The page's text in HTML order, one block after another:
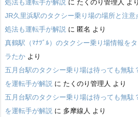
処法も運転手が解説 に たくのり管理人 より
JR久里浜駅のタクシー乗り場の場所と注
処法も運転手が解説 に 匿名 より
真鶴駅（ﾏﾅﾂﾞﾙ）のタクシー乗り場情報を
ラたか より
五月台駅のタクシー乗り場は待っても無駄
を運転手が解説 に たくのり管理人 より
五月台駅のタクシー乗り場は待っても無駄
を運転手が解説 に 多摩線人 より